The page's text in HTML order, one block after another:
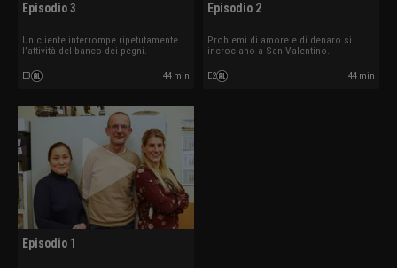
Episodio 3
Un cliente interrompe ripetutamente
l’attività del banco dei pegni.
E3 44 min
Episodio 2
Problemi di amore e di denaro si
incrociano a San Valentino.
E2 44 min
Episodio 1